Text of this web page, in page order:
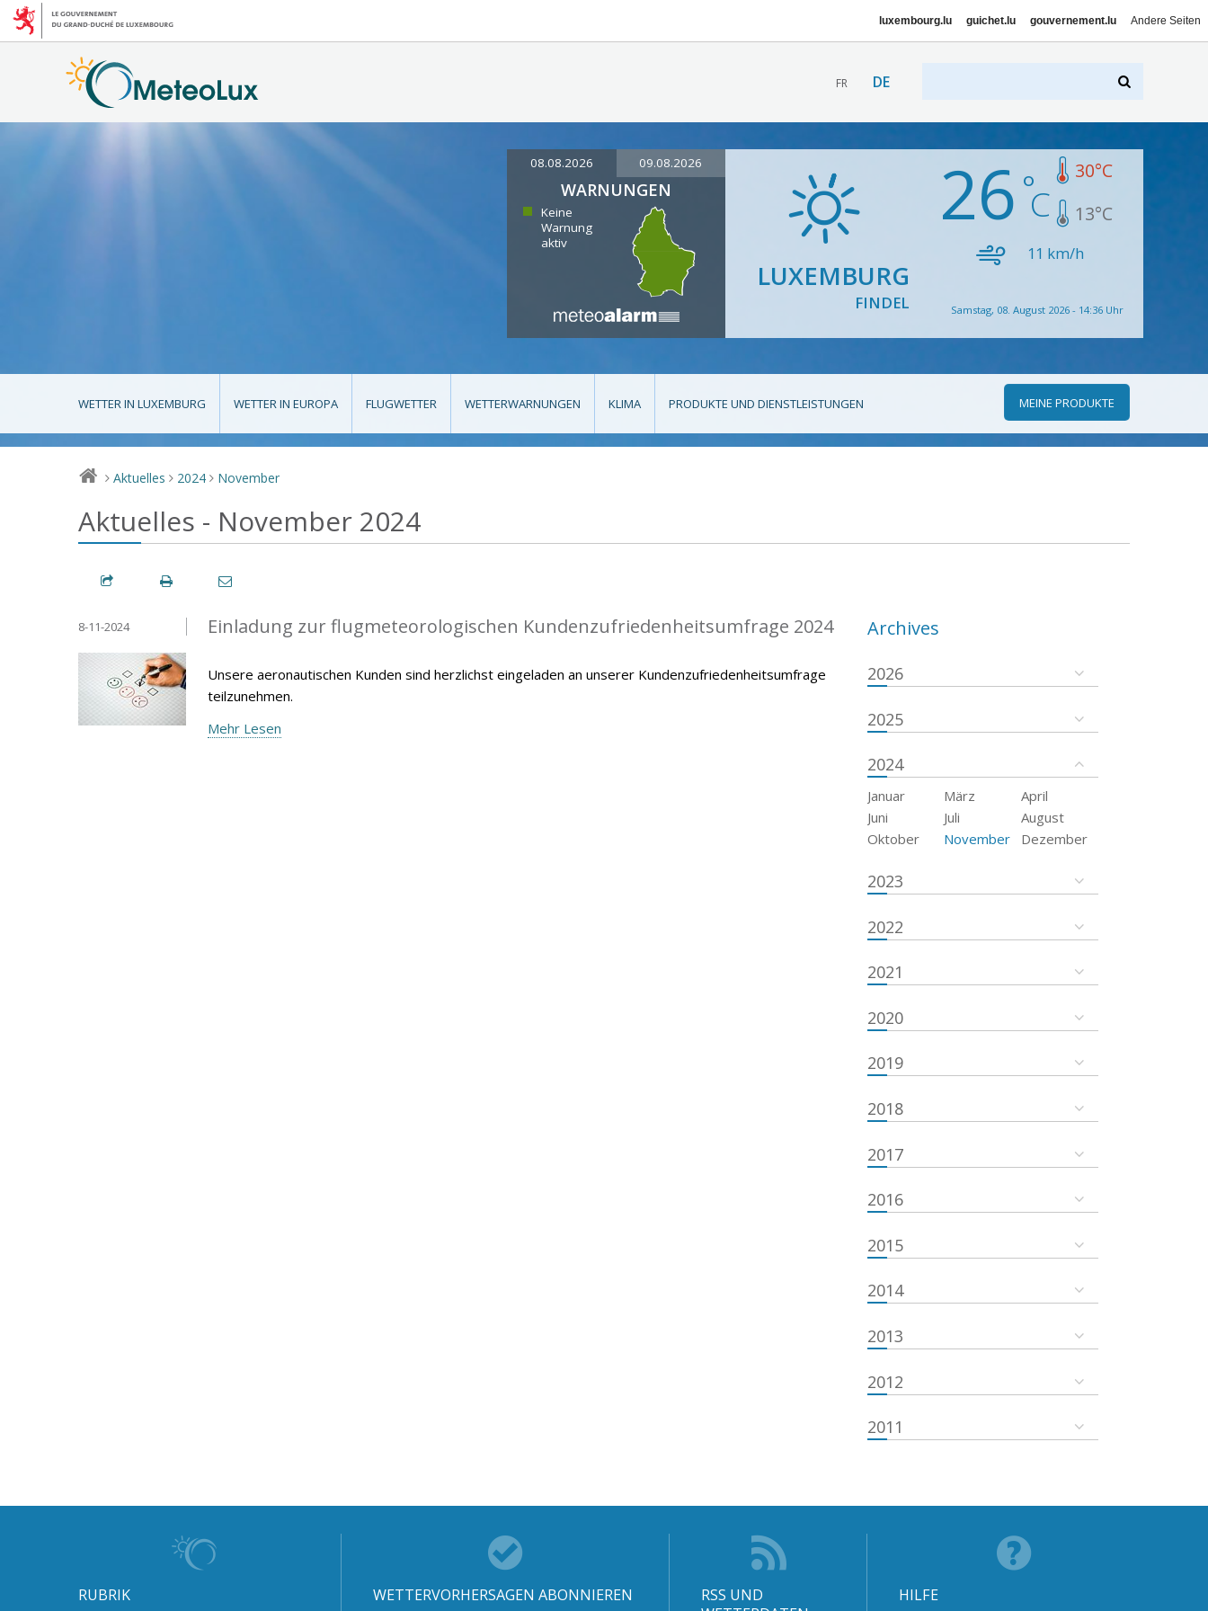
luxembourg.lu guichet.lu gouvernement.lu Andere Seiten
FR DE
08.08.2026 09.08.2026
WARNUNGEN
Keine
Warnung
aktiv
LUXEMBURG
FINDEL
26 30°C
13°C
11 km/h
Samstag, 08. August 2026 - 14:36 Uhr
WETTER IN LUXEMBURG WETTER IN EUROPA FLUGWETTER WETTERWARNUNGEN KLIMA PRODUKTE UND DIENSTLEISTUNGEN MEINE PRODUKTE
> Aktuelles > 2024 > November
Aktuelles - November 2024
Einladung zur flugmeteorologischen Kundenzufriedenheitsumfrage 2024
8-11-2024
Unsere aeronautischen Kunden sind herzlichst eingeladen an unserer Kundenzufriedenheitsumfrage
teilzunehmen.
Mehr Lesen
Archives
2026
2025
2024
Januar März
April
Juni
Juli
August
Oktober
November Dezember
2023
2022
2021
2020
2019
2018
2017
2016
2015
2014
2013
2012
2011
RUBRIK WETTERVORHERSAGEN ABONNIEREN
RSS UND
HILFE